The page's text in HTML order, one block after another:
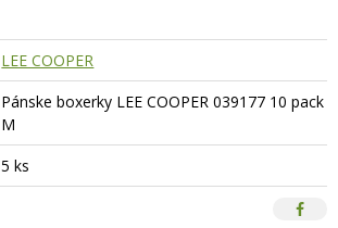
LEE COOPER
Pánske boxerky LEE COOPER 039177 10 pack
M
5 ks